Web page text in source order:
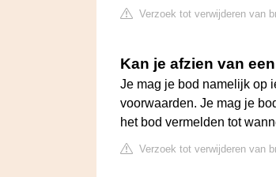
Verzoek tot verwijderen van
Kan je afzien van
Je mag je bod namelijk op
voorwaarden. Je mag je
het bod vermelden tot
Verzoek tot verwijderen van